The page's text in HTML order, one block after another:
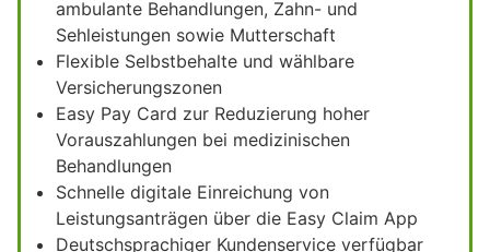
ambulante Behandlungen, Zahn- und
Sehleistungen sowie Mutterschaft
Flexible Selbstbehalte und wählbare
Versicherungszonen
Easy Pay Card zur Reduzierung hoher
Vorauszahlungen bei medizinischen
Behandlungen
Schnelle digitale Einreichung von
Leistungsanträgen über die Easy Claim App
Deutschsprachiger Kundenservice verfügbar